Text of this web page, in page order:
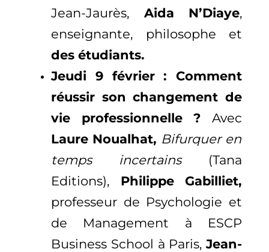
Jean-Jaurès, Aida N’Diaye,
enseignante, philosophe et
des étudiants.
Jeudi 9 février : Comment
réussir son changement de
vie professionnelle ? Avec
Laure Noualhat, Bifurquer en
temps incertains(Tana
Editions), Philippe Gabilliet,
professeur de Psychologie et
de Management à ESCP
Business School à Paris, Jean-